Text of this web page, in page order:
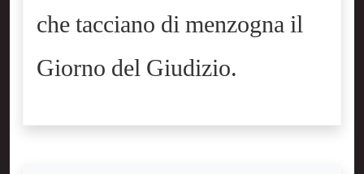
che tacciano di menzogna il
Giorno del Giudizio.